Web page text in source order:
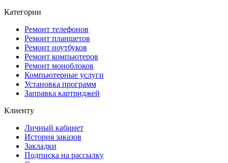
Категории
Ремонт телефонов
Ремонт планшетов
Ремонт ноутбуков
Ремонт компьютеров
Ремонт моноблоков
Компьютерные услуги
Установка программ
Заправка картриджей
Клиенту
Личный кабинет
История заказов
Закладки
Подписка на рассылку